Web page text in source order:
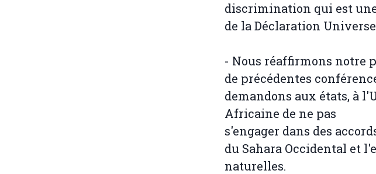
discrimination qui est
de la Déclaration
- Nous réaffirmons notre
de précédentes
demandons aux états, à
Africaine de ne pas
s'engager dans des
du Sahara Occidental et
naturelles.